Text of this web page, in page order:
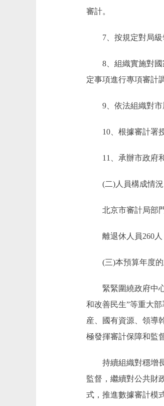
審計。
7、按規定對局級領
8、組織實施對國家
定事項進行專項審計
9、依法組織對市
10、根據審計署授
11、承辦市政府和
(二)人員構成情況
北京市審計局部門
離退休人員260人
(三)本預算年度的
緊緊圍繞政府中心
和改善民生”等重大
産、國有資源、領導
極發揮審計保障和監
持續組織對穩增長
監督，繼續對公共財
式，推進數據審計模